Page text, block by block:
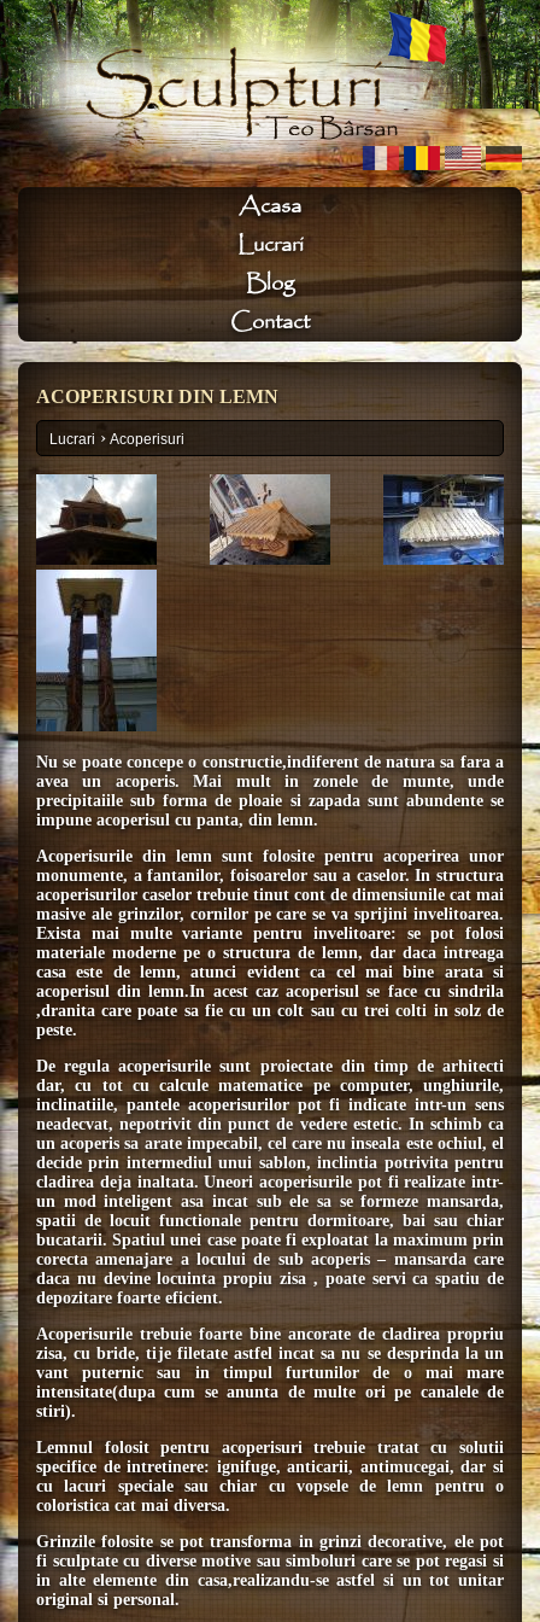
ACOPERISURI DIN LEMN
Lucrari › Acoperisuri
Nu se poate concepe o constructie,indiferent de natura sa fara a
avea un acoperis. Mai mult in zonele de munte, unde
precipitaiile sub forma de ploaie si zapada sunt abundente se
impune acoperisul cu panta, din lemn.
Acoperisurile din lemn sunt folosite pentru acoperirea unor
monumente, a fantanilor, foisoarelor sau a caselor. In structura
acoperisurilor caselor trebuie tinut cont de dimensiunile cat mai
masive ale grinzilor, cornilor pe care se va sprijini invelitoarea.
Exista mai multe variante pentru invelitoare: se pot folosi
materiale moderne pe o structura de lemn, dar daca intreaga
casa este de lemn, atunci evident ca cel mai bine arata si
acoperisul din lemn.In acest caz acoperisul se face cu sindrila
,dranita care poate sa fie cu un colt sau cu trei colti in solz de
peste.
De regula acoperisurile sunt proiectate din timp de arhitecti
dar, cu tot cu calcule matematice pe computer, unghiurile,
inclinatiile, pantele acoperisurilor pot fi indicate intr-un sens
neadecvat, nepotrivit din punct de vedere estetic. In schimb ca
un acoperis sa arate impecabil, cel care nu inseala este ochiul, el
decide prin intermediul unui sablon, inclintia potrivita pentru
cladirea deja inaltata. Uneori acoperisurile pot fi realizate intr-
un mod inteligent asa incat sub ele sa se formeze mansarda,
spatii de locuit functionale pentru dormitoare, bai sau chiar
bucatarii. Spatiul unei case poate fi exploatat la maximum prin
corecta amenajare a locului de sub acoperis – mansarda care
daca nu devine locuinta propiu zisa , poate servi ca spatiu de
depozitare foarte eficient.
Acoperisurile trebuie foarte bine ancorate de cladirea propriu
zisa, cu bride, tije filetate astfel incat sa nu se desprinda la un
vant puternic sau in timpul furtunilor de o mai mare
intensitate(dupa cum se anunta de multe ori pe canalele de
stiri).
Lemnul folosit pentru acoperisuri trebuie tratat cu solutii
specifice de intretinere: ignifuge, anticarii, antimucegai, dar si
cu lacuri speciale sau chiar cu vopsele de lemn pentru o
coloristica cat mai diversa.
Grinzile folosite se pot transforma in grinzi decorative, ele pot
fi sculptate cu diverse motive sau simboluri care se pot regasi si
in alte elemente din casa,realizandu-se astfel si un tot unitar
original si personal.
Acasa
Lucrari
Blog
Contact